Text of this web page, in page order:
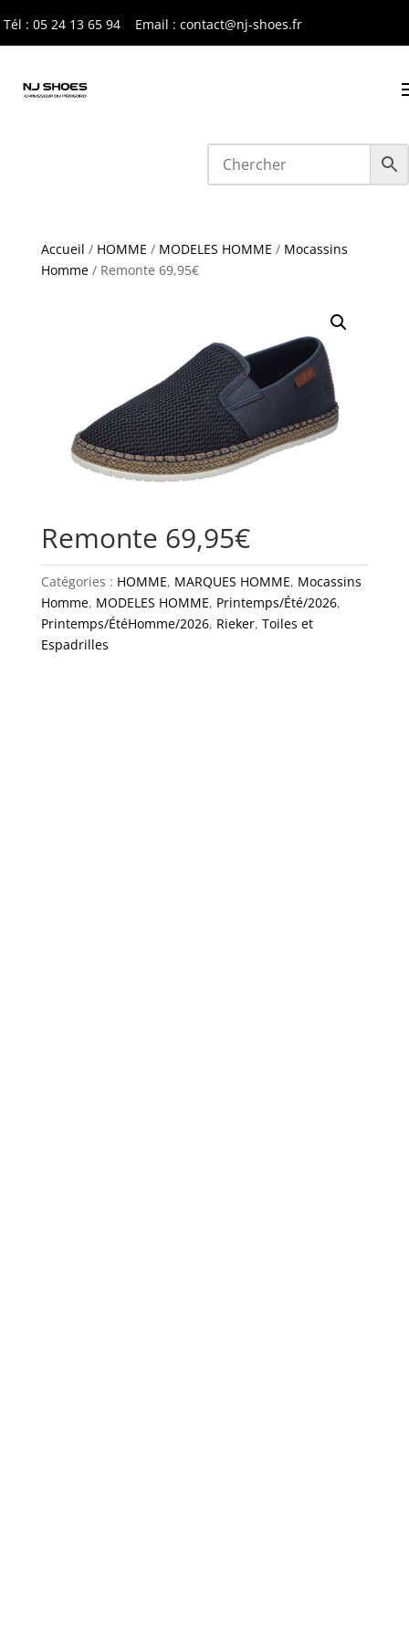
Tél : 05 24 13 65 94 Email : contact@nj-shoes.fr
Accueil / HOMME / MODELES HOMME / Mocassins
Homme/ Remonte 69,95€
Remonte 69,95€
Catégories : HOMME, MARQUES HOMME, Mocassins
Homme, MODELES HOMME, Printemps/Été/2026,
Printemps/ÉtéHomme/2026, Rieker, Toiles et
Espadrilles